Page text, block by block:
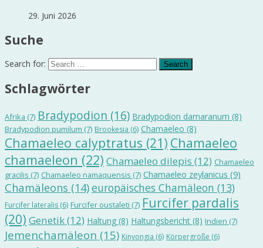
29. Juni 2026
Suche
Search for:
Schlagwörter
Afrika (7) Bradypodion (16) Bradypodion damaranum (8)
Bradypodion pumilum (7) Brookesia (6) Chamaeleo (8)
Chamaeleo calyptratus (21) Chamaeleo
chamaeleon (22) Chamaeleo dilepis (12) Chamaeleo
gracilis (7) Chamaeleo namaquensis (7) Chamaeleo zeylanicus (9)
Chamäleons (14)europäisches Chamäleon (13)
Furcifer lateralis (6) Furcifer oustaleti (7) Furcifer pardalis
(20) Genetik(12) Haltung (8) Haltungsbericht (8) Indien (7)
Jemenchamäleon (15) Kinyongia (6) Körpergröße (6)